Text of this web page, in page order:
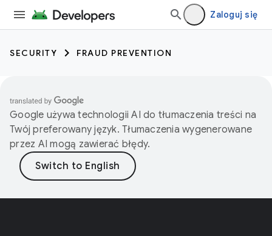
Zaloguj się
SECURITY FRAUD PREVENTION
Google używa technologii AI do tłumaczenia treści na
Twój preferowany język. Tłumaczenia wygenerowane
przez AI mogą zawierać błędy.